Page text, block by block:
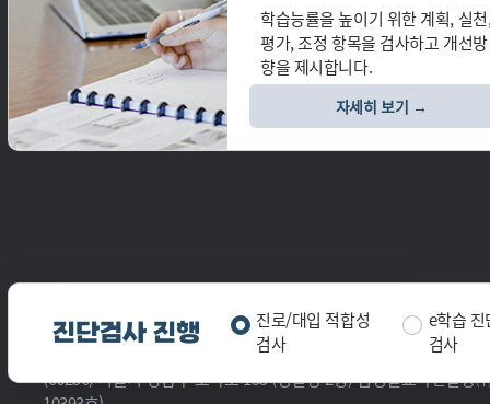
학습능률을 높이기 위한 계획, 실
평가, 조정 항목을 검사하고 개선방
향을 제시합니다.
자세히 보기 →
진단검사 진행
진로/대입 적합성
검사
e학습 진
검사
회사소개 고객센터 언론보도
개인정보취
(06256) 서울시 강남구 도곡로 155 (명빌딩 2층) 김영일교육컨설팅